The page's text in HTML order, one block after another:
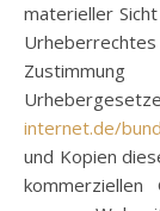
materieller
internet.de/
und Kopien